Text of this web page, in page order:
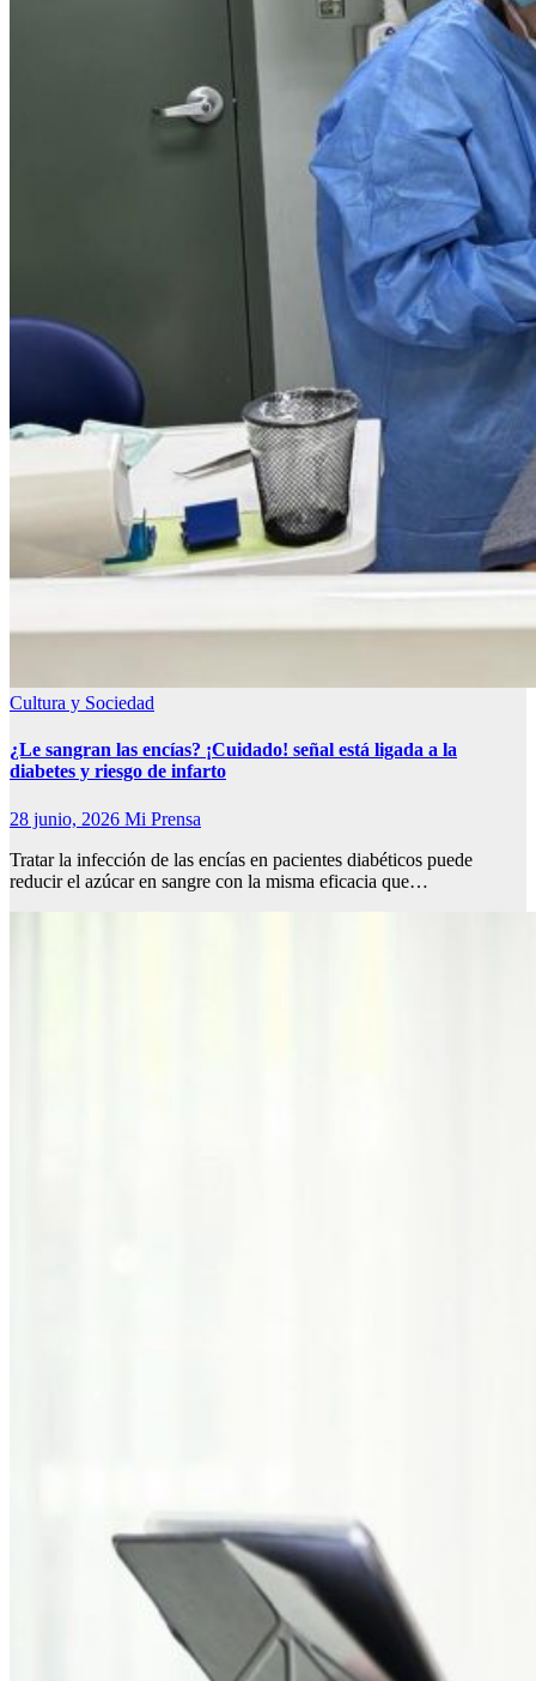
Cultura y Sociedad
¿Le sangran las encías? ¡Cuidado! señal está ligada a la
diabetes y riesgo de infarto
28 junio, 2026 Mi Prensa
Tratar la infección de las encías en pacientes diabéticos puede
reducir el azúcar en sangre con la misma eficacia que…